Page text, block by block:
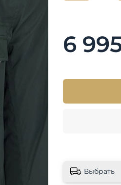
6
Выбрать